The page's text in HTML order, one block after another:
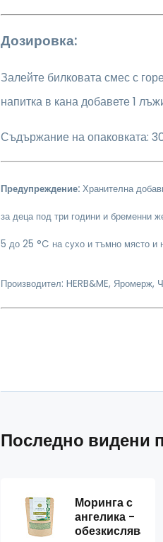
Дозировка:
Залейте билковата смес с
напитка в кана добавете 1
Съдържание на опаковката:
Предупреждение: Хранителна
за деца под три години и бременни
5 до 25 °C на сухо и тъмно място и
Производител: HERB&ME, Яромерж,
Последно видени
Моринга с
ангелика -
обезкисляване